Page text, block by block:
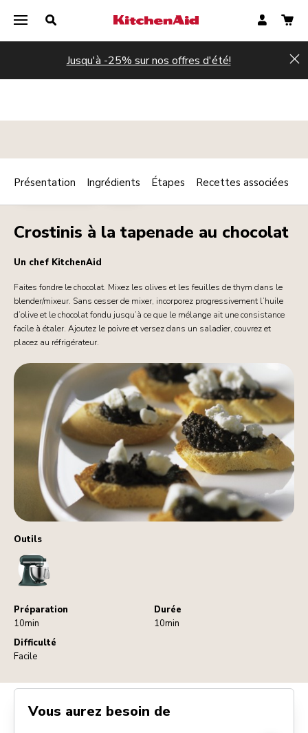
Jusqu'à -25% sur nos offres d'été!
Outils
StandMixer
Préparation
10min
Durée
10min
Difficulté
Facile
AMUSE-BOUCHE FROID Print
Crostinis à la tapenade au chocolat
Un chef KitchenAid
Faites fondre le chocolat. Mixez les olives et les feuilles de thym dans le
blender/mixeur. Sans cesser de mixer, incorporez progressivement l’huile
d’olive et le chocolat fondu jusqu’à ce que le mélange ait une consistance
facile à étaler. Ajoutez le poivre et versez dans un saladier, couvrez et
placez au réfrigérateur.
Présentation Ingrédients Étapes Recettes associées
Vous aurez besoin de